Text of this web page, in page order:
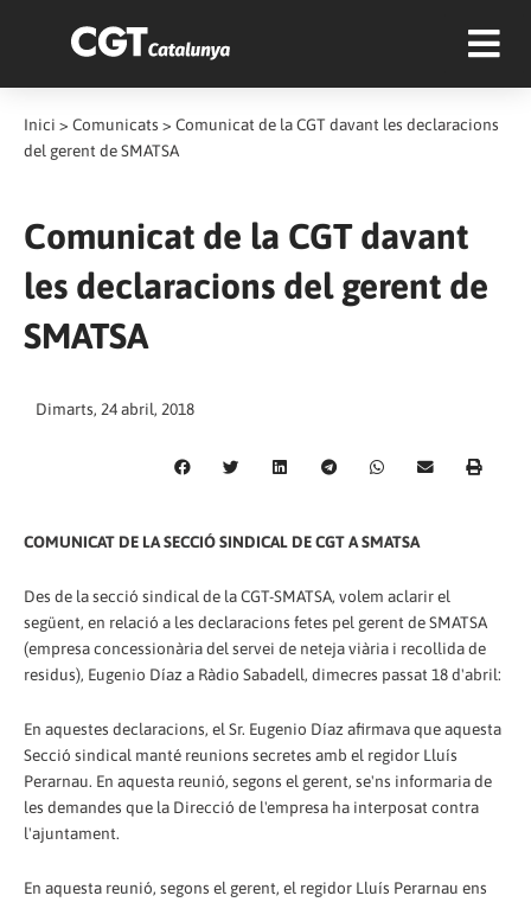
Inici > Comunicats > Comunicat de la CGT davant les declaracions
del gerent de SMATSA
Comunicat de la CGT davant
les declaracions del gerent de
SMATSA
Dimarts, 24 abril, 2018
COMUNICAT DE LA SECCIÓ SINDICAL DE CGT A SMATSA
Des de la secció sindical de la CGT-SMATSA, volem aclarir el
següent, en relació a les declaracions fetes pel gerent de SMATSA
(empresa concessionària del servei de neteja viària i recollida de
residus), Eugenio Díaz a Ràdio Sabadell, dimecres passat 18 d'abril:
En aquestes declaracions, el Sr. Eugenio Díaz afirmava que aquesta
Secció sindical manté reunions secretes amb el regidor Lluís
Perarnau. En aquesta reunió, segons el gerent, se'ns informaria de
les demandes que la Direcció de l'empresa ha interposat contra
l'ajuntament.
En aquesta reunió, segons el gerent, el regidor Lluís Perarnau ens